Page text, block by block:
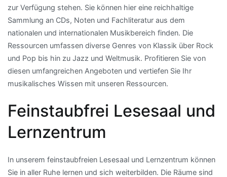
zur Verfügung stehen. Sie können hier eine reichhaltige
Sammlung an CDs, Noten und Fachliteratur aus dem
nationalen und internationalen Musikbereich finden. Die
Ressourcen umfassen diverse Genres von Klassik über Rock
und Pop bis hin zu Jazz und Weltmusik. Profitieren Sie von
diesen umfangreichen Angeboten und vertiefen Sie Ihr
musikalisches Wissen mit unseren Ressourcen.
Feinstaubfrei Lesesaal und
Lernzentrum
In unserem feinstaubfreien Lesesaal und Lernzentrum können
Sie in aller Ruhe lernen und sich weiterbilden. Die Räume sind